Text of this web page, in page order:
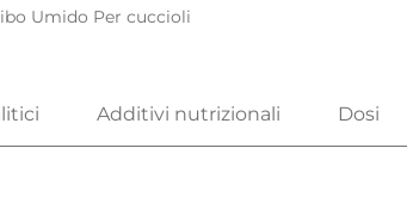
Umido Per cuccioli